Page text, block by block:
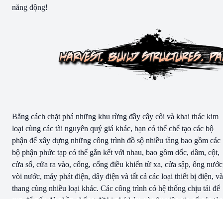
năng động!
Bằng cách chặt phá những khu rừng đầy cây cối và khai thác kim
loại cùng các tài nguyên quý giá khác, bạn có thể chế tạo các bộ
phận để xây dựng những công trình đồ sộ nhiều tầng bao gồm các
bộ phận phức tạp có thể gắn kết với nhau, bao gồm dốc, dầm, cột,
cửa sổ, cửa ra vào, cổng, cổng điều khiển từ xa, cửa sập, ống
vòi nước, máy phát điện, dây điện và tất cả các loại thiết bị điện, và
thang cùng nhiều loại khác. Các công trình có hệ thống chịu tải để